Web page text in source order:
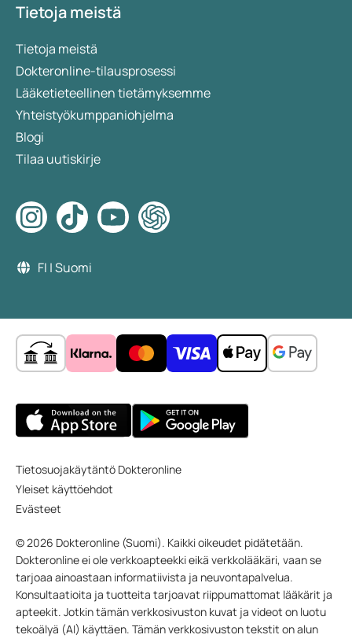
Tietoja meistä
Tietoja meistä
Dokteronline-tilausprosessi
Lääketieteellinen tietämyksemme
Yhteistyökumppaniohjelma
Blogi
Tilaa uutiskirje
FI | Suomi
Tietosuojakäytäntö Dokteronline
Yleiset käyttöehdot
Evästeet
© 2026 Dokteronline (Suomi). Kaikki oikeudet pidätetään.
Dokteronline ei ole verkkoapteekki eikä verkkolääkäri, vaan se
tarjoaa ainoastaan informatiivista ja neuvontapalvelua.
Konsultaatioita ja tuotteita tarjoavat riippumattomat lääkärit ja
apteekit. Jotkin tämän verkkosivuston kuvat ja videot on luotu
tekoälyä (AI) käyttäen. Tämän verkkosivuston tekstit on alun